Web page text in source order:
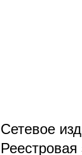
Сетевое